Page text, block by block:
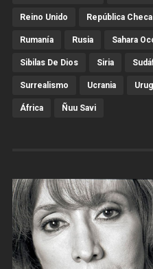
Reino Unido República Checa
Rumanía Rusia Sahara
Sibilas De Dios Siria
Surrealismo Ucrania
África Ñuu Savi